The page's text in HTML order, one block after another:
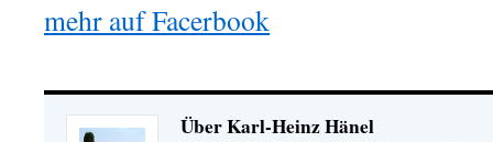
mehr auf Facerbook
Über Karl-Heinz Hänel